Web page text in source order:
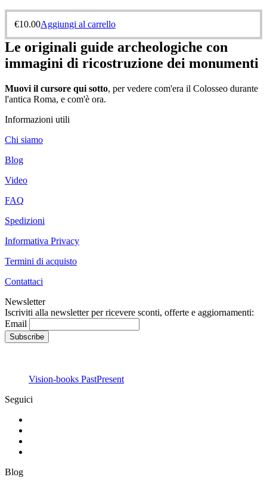
€10.00Aggiungi al carrello
Le originali guide archeologiche con
immagini di ricostruzione dei monumenti
Muovi il cursore qui sotto, per vedere com'era il Colosseo durante
l'antica Roma, e com'è ora.
Informazioni utili
Chi siamo
Blog
Video
FAQ
Spedizioni
Informativa Privacy
Termini di acquisto
Contattaci
Newsletter
Iscriviti alla newsletter per ricevere sconti, offerte e aggiornamenti:
Email
Vision-books PastPresent
Seguici
Blog